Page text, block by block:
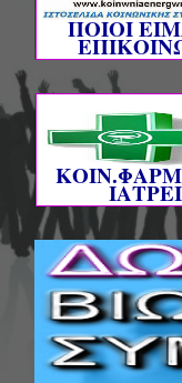
ΠΟΙΟΙ